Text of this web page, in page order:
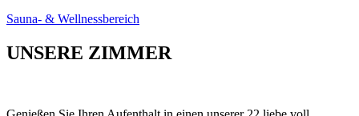
Sauna- & Wellness­bereich
UNSERE ZIMMER